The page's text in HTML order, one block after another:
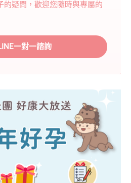
的疑問，歡迎您隨時與專屬的
一對一諮詢